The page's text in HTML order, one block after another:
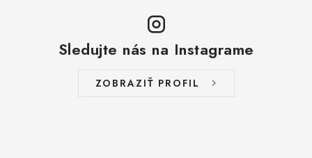
Sledujte nás na Instagrame
ZOBRAZIŤ PROFIL